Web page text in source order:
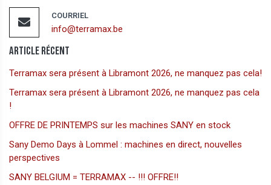
COURRIEL
info@terramax.be
Article Récent
Terramax sera présent à Libramont 2026, ne manquez pas cela!
Terramax sera présent à Libramont 2026, ne manquez pas cela
!
OFFRE DE PRINTEMPS sur les machines SANY en stock
Sany Demo Days à Lommel : machines en direct, nouvelles
perspectives
SANY BELGIUM = TERRAMAX -- !!! OFFRE!!